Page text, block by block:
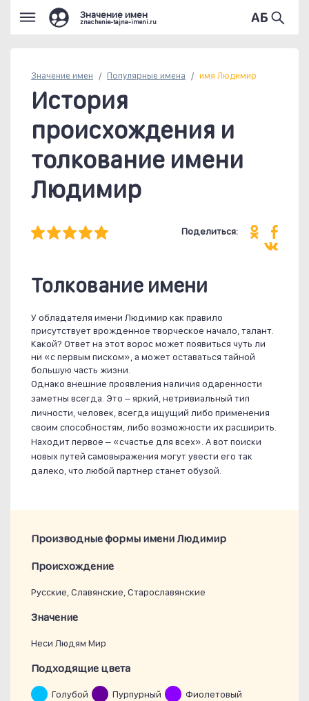
Значение имен
znachenie-tajna-imeni.ru
Значение имен Популярные имена имя Людимир
История
происхождения и
толкование имени
Людимир
Поделиться:
Толкование имени
У обладателя имени Людимир как правило
присутствует врожденное творческое начало, талант.
Какой? Ответ на этот ворос может появиться чуть ли
ни «с первым писком», а может оставаться тайной
большую часть жизни.
Однако внешние проявления наличия одаренности
заметны всегда. Это – яркий, нетривиальный тип
личности, человек, всегда ищущий либо применения
своим способностям, либо возможности их расширить.
Находит первое – «счастье для всех». А вот поиски
новых путей самовыражения могут увести его так
далеко, что любой партнер станет обузой.
Производные формы имени Людимир
Проиcхождение
Русские, Славянские, Старославянские
Значение
Неси Людям Мир
Подходящие цвета
Голубой Пурпурный Фиолетовый